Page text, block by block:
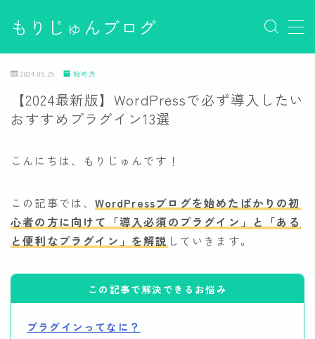
もりじゅんブログ
MENU
PVの増やし方
サンプルページ
デモプリセット記事 #1
デモプリセット記事 #1
デモプリセット記事 Part07
デモプリセット記事 Part07
デモプリセット記事 Part07
デモプリセット記事 Part07
デモプリセット記事 Part07
デモプリセット記事 Part15
デモプリセット記事 Part15
2024.05.29 始め方
【2024最新版】WordPressで必ず導入したい
おすすめプラグイン13選
こんにちは、もりじゅんです！
この記事では、WordPressブログを始めたばかりの初
心者の方に向けて「導入必須のプラグイン」と「ある
と便利なプラグイン」を解説 していきます。
この記事で解決できるお悩み
プラグインってなに？